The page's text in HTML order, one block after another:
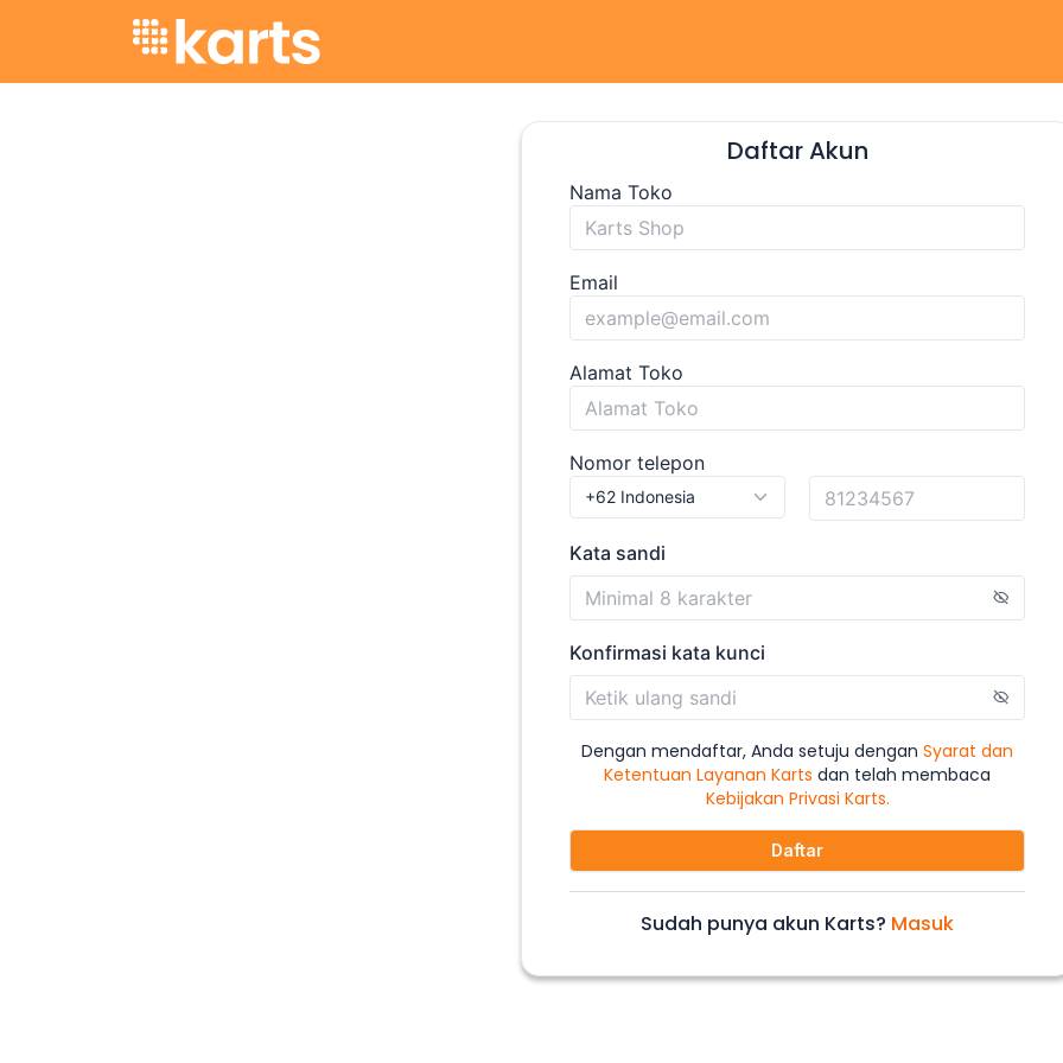
Daftar Akun
Nama Toko
Email
Alamat Toko
Nomor telepon
Kata sandi
Konfirmasi kata kunci
Dengan mendaftar, Anda setuju dengan Syarat dan
Ketentuan Layanan Karts dan telah membaca
Kebijakan Privasi Karts.
Daftar
Sudah punya akun Karts? Masuk